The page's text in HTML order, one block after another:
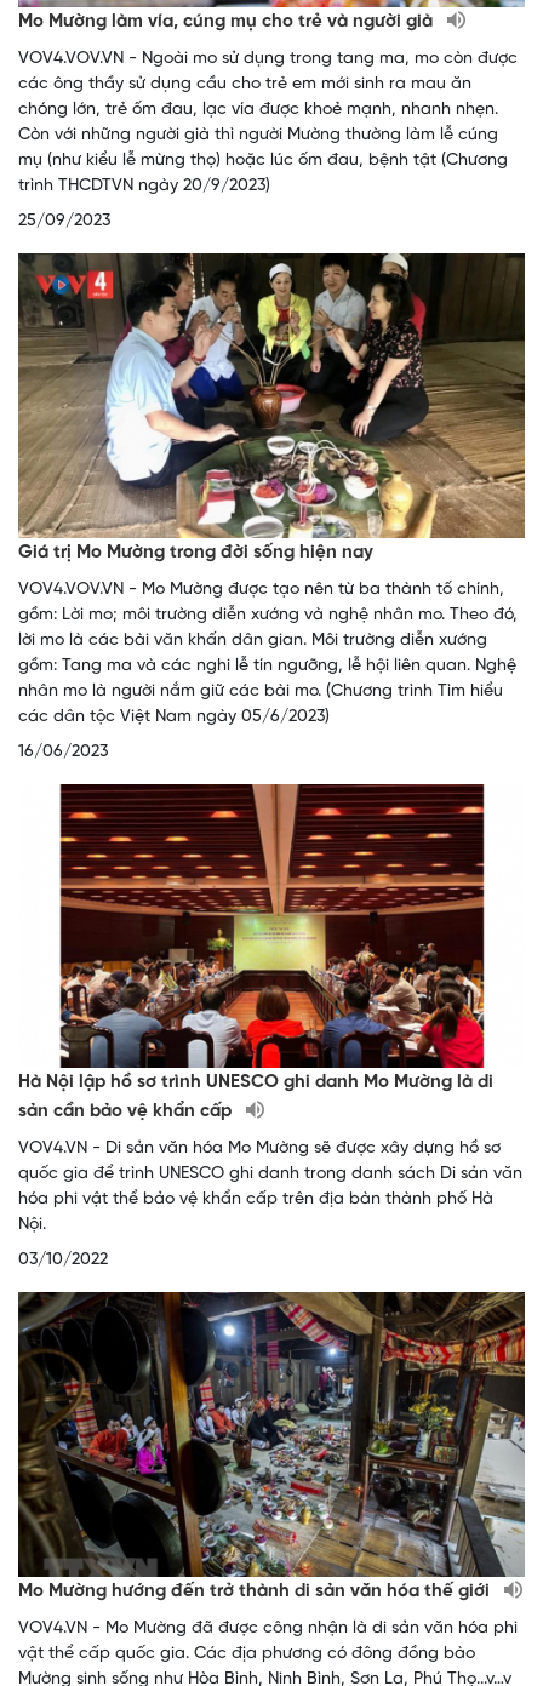
Mo Mường làm vía, cúng mụ cho trẻ và người già
VOV4.VOV.VN - Ngoài mo sử dụng trong tang ma, mo còn được
các ông thầy sử dụng cầu cho trẻ em mới sinh ra mau ăn
chóng lớn, trẻ ốm đau, lạc vía được khoẻ mạnh, nhanh nhẹn.
Còn với những người già thì người Mường thường làm lễ cúng
mụ (như kiểu lễ mừng thọ) hoặc lúc ốm đau, bệnh tật (Chương
trình THCDTVN ngày 20/9/2023)
25/09/2023
Giá trị Mo Mường trong đời sống hiện nay
VOV4.VOV.VN - Mo Mường được tạo nên từ ba thành tố chính,
gồm: Lời mo; môi trường diễn xướng và nghệ nhân mo. Theo đó,
lời mo là các bài văn khấn dân gian. Môi trường diễn xướng
gồm: Tang ma và các nghi lễ tín ngưỡng, lễ hội liên quan. Nghệ
nhân mo là người nắm giữ các bài mo. (Chương trình Tìm hiểu
các dân tộc Việt Nam ngày 05/6/2023)
16/06/2023
Hà Nội lập hồ sơ trình UNESCO ghi danh Mo Mường là di
sản cần bảo vệ khẩn cấp
VOV4.VN - Di sản văn hóa Mo Mường sẽ được xây dựng hồ sơ
quốc gia để trình UNESCO ghi danh trong danh sách Di sản văn
hóa phi vật thể bảo vệ khẩn cấp trên địa bàn thành phố Hà
Nội.
03/10/2022
Mo Mường hướng đến trở thành di sản văn hóa thế giới
VOV4.VN - Mo Mường đã được công nhận là di sản văn hóa phi
vật thể cấp quốc gia. Các địa phương có đông đồng bào
Mường sinh sống như Hòa Bình, Ninh Bình, Sơn La, Phú Thọ...v…v